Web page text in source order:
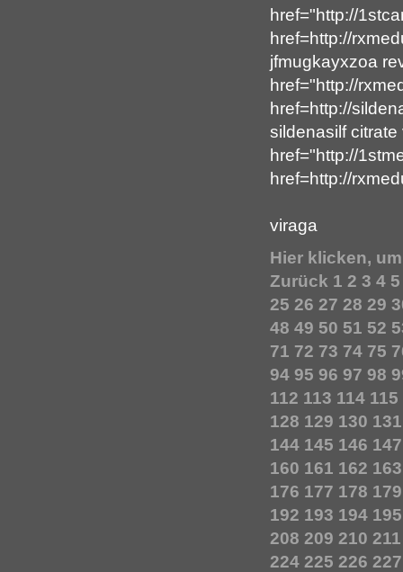
href="http://
href=http://
jfmugkayxzoa
href="http://
href=http://
sildenasilf
href="http://
href=http://
viraga
Hier klicken,
Zurück 1 2 3 4 5
25 26 27 28 29
48 49 50 51 52
71 72 73 74 75
94 95 96 97 98
112 113 114 115
128 129 130 131
144 145 146 147
160 161 162 163
176 177 178 179
192 193 194 195
208 209 210 211
224 225 226 227